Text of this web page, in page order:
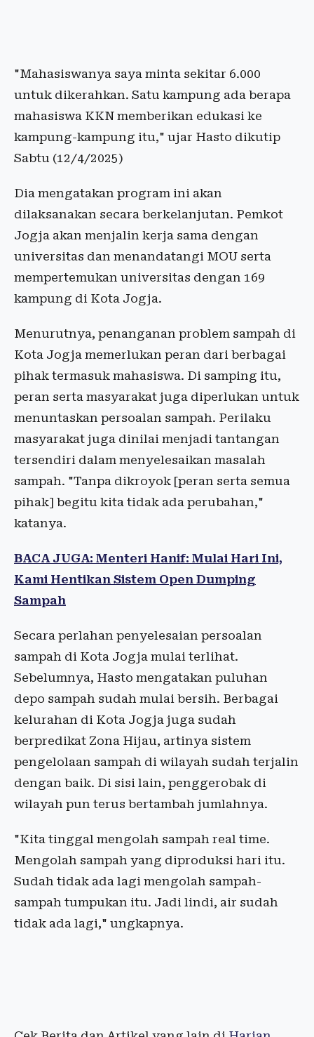
"Mahasiswanya saya minta sekitar 6.000
untuk dikerahkan. Satu kampung ada berapa
mahasiswa KKN memberikan edukasi ke
kampung-kampung itu," ujar Hasto dikutip
Sabtu (12/4/2025)
Dia mengatakan program ini akan
dilaksanakan secara berkelanjutan. Pemkot
Jogja akan menjalin kerja sama dengan
universitas dan menandatangi MOU serta
mempertemukan universitas dengan 169
kampung di Kota Jogja.
Menurutnya, penanganan problem sampah di
Kota Jogja memerlukan peran dari berbagai
pihak termasuk mahasiswa. Di samping itu,
peran serta masyarakat juga diperlukan untuk
menuntaskan persoalan sampah. Perilaku
masyarakat juga dinilai menjadi tantangan
tersendiri dalam menyelesaikan masalah
sampah. "Tanpa dikroyok [peran serta semua
pihak] begitu kita tidak ada perubahan,"
katanya.
BACA JUGA: Menteri Hanif: Mulai Hari Ini,
Kami Hentikan Sistem Open Dumping
Sampah
Secara perlahan penyelesaian persoalan
sampah di Kota Jogja mulai terlihat.
Sebelumnya, Hasto mengatakan puluhan
depo sampah sudah mulai bersih. Berbagai
kelurahan di Kota Jogja juga sudah
berpredikat Zona Hijau, artinya sistem
pengelolaan sampah di wilayah sudah terjalin
dengan baik. Di sisi lain, penggerobak di
wilayah pun terus bertambah jumlahnya.
"Kita tinggal mengolah sampah real time.
Mengolah sampah yang diproduksi hari itu.
Sudah tidak ada lagi mengolah sampah-
sampah tumpukan itu. Jadi lindi, air sudah
tidak ada lagi," ungkapnya.